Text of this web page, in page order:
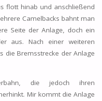
flott hinab und anschließend
Camelbacks bahnt man
Seite der Anlage, doch ein
aus. Nach einer weiteren
die Bremsstrecke der Anlage
die jedoch ihren
Mir kommt die Anlage